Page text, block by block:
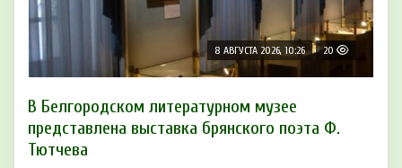
8 АВГУСТА 2026, 10:26 20
В Белгородском литературном музее
представлена выставка брянского поэта Ф.
Тютчева